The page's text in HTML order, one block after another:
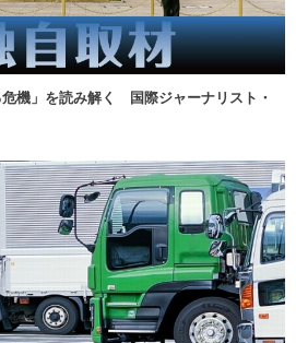
危機」を読み解く 国際ジャーナリスト・